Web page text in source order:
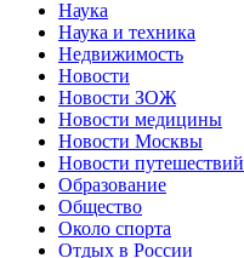
Наука
Наука и техника
Недвижимость
Новости
Новости ЗОЖ
Новости медицины
Новости Москвы
Новости путешествий
Образование
Общество
Около спорта
Отдых в России